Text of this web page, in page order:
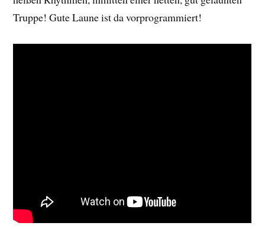
Truppe! Gute Laune ist da vorprogrammiert!